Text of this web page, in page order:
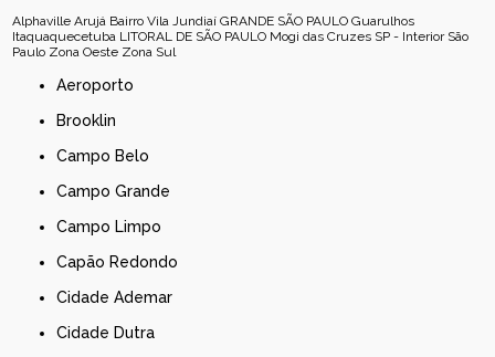
Alphaville Arujá Bairro Vila Jundiaí GRANDE SÃO PAULO Guarulhos
Itaquaquecetuba LITORAL DE SÃO PAULO Mogi das Cruzes SP - Interior São
Paulo Zona Oeste Zona Sul
Aeroporto
Brooklin
Campo Belo
Campo Grande
Campo Limpo
Capão Redondo
Cidade Ademar
Cidade Dutra